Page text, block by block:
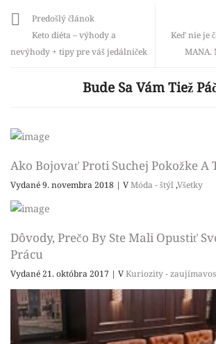
Predošlý článok
Keto diéta – výhody a
nevýhody + tipy pre váš jedálniček
Keď nie je
MANA.
Bude Sa Vám Tiež
Ako Bojovať Proti Suchej Pokožke A
Vydané 9. novembra 2018 | VMóda - štýl,Všetky
Dôvody, Prečo By Ste Mali Opustiť
Prácu
Vydané 21. októbra 2017 | VKuriozity -